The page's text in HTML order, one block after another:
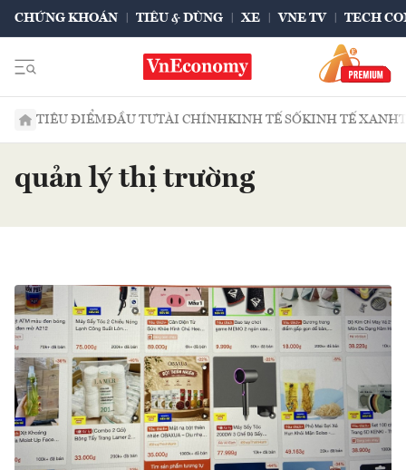
CHỨNG KHOÁN TIÊU & DÙNG XE VNE TV TECH
TIÊU ĐIỂMĐẦU TƯTÀI CHÍNHKINH TẾ SỐKINH TẾ XANH
quản lý thị trường